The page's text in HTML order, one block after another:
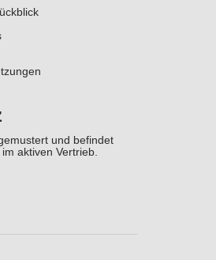
und befindet
aktiven Vertrieb.